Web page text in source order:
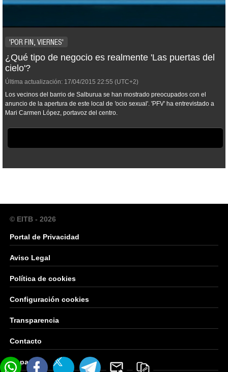
'POR FIN, VIERNES'
¿Qué tipo de negocio es realmente 'Las puertas del
cielo'?
Última actualización: 17/04/2015 22:55 (UTC+2)
Los vecinos del barrio de Salburua se han mostrado preocupados con el
anuncio de la apertura de este local de 'ocio sexual'. 'PFV' ha entrevistado a
Mari Carmen López, portavoz del centro.
© EITB - 2026
Portal de Privacidad
Aviso Legal
Política de cookies
Configuración cookies
Transparencia
Contacto
Mapa Web